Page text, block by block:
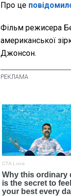
Про це
Фільм режисера
американської
Джонсон.